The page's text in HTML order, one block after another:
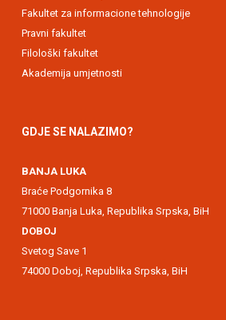
Fakultet za informacione tehnologije
Pravni fakultet
Filološki fakultet
Akademija umjetnosti
GDJE SE NALAZIMO?
BANJA LUKA
Braće Podgornika 8
71000 Banja Luka, Republika Srpska, BiH
DOBOJ
Svetog Save 1
74000 Doboj, Republika Srpska, BiH